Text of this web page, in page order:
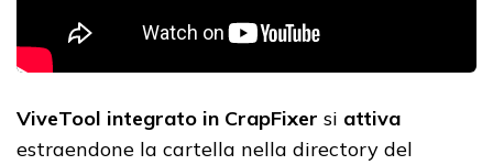
ViveTool integrato in CrapFixer si attiva
estraendone la cartella nella directory del